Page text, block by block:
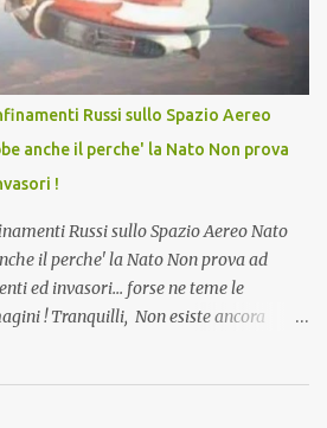
Russi sullo Spazio Aereo
anche il perche' la Nato Non prova
!
Russi sullo Spazio Aereo Nato
il perche' la Nato Non prova ad
ed invasori... forse ne teme le
! Tranquilli, Non esiste ancora
forse una "False Flag", per provocare